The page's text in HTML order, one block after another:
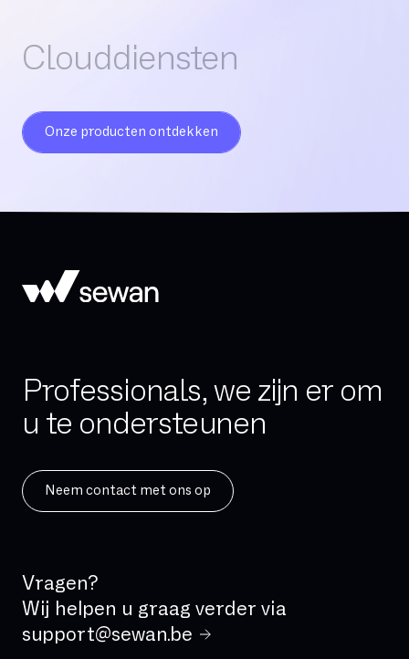
Clouddiensten
Onze producten ontdekken
Professionals, we zijn er om
u te ondersteunen
Neem contact met ons op
Vragen?
Wij helpen u graag verder via
support@sewan.be